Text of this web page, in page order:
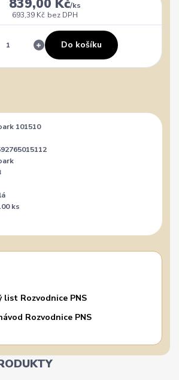
839,00 Kč/ks
693,39 Kč bez DPH
Do košíku
101510
ks
list Rozvodnice PNS
Rozvodnice PNS